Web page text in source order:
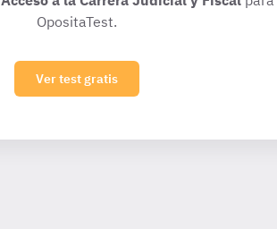
OpositaTest.
Ver test gratis